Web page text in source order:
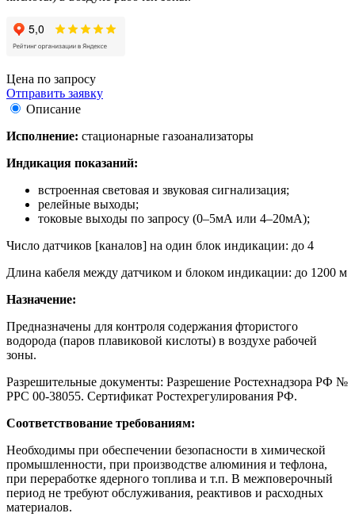
Цена по запросу
Отправить заявку
Описание
Исполнение: стационарные газоанализаторы
Индикация показаний:
встроенная световая и звуковая сигнализация;
релейные выходы;
токовые выходы по запросу (0–5мА или 4–20мА);
Число датчиков [каналов] на один блок индикации: до 4
Длина кабеля между датчиком и блоком индикации: до 1200 м
Назначение:
Предназначены для контроля содержания фтористого
водорода (паров плавиковой кислоты) в воздухе рабочей
зоны.
Разрешительные документы: Разрешение Ростехнадзора РФ №
РРС 00-38055. Сертификат Ростехрегулирования РФ.
Соответствование требованиям:
Необходимы при обеспечении безопасности в химической
промышленности, при производстве алюминия и тефлона,
при переработке ядерного топлива и т.п. В межповерочный
период не требуют обслуживания, реактивов и расходных
материалов.